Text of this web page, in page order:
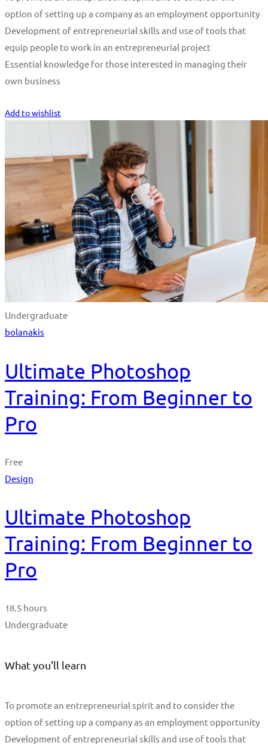
option of setting up a company as an employment opportunity
Development of entrepreneurial skills and use of tools that
equip people to work in an entrepreneurial project
Essential knowledge for those interested in managing their
own business
Add to wishlist
Undergraduate
bolanakis
Ultimate Photoshop
Training: From Beginner to
Pro
Free
Design
Ultimate Photoshop
Training: From Beginner to
Pro
18.5 hours
Undergraduate
What you'll learn
To promote an entrepreneurial spirit and to consider the
option of setting up a company as an employment opportunity
Development of entrepreneurial skills and use of tools that